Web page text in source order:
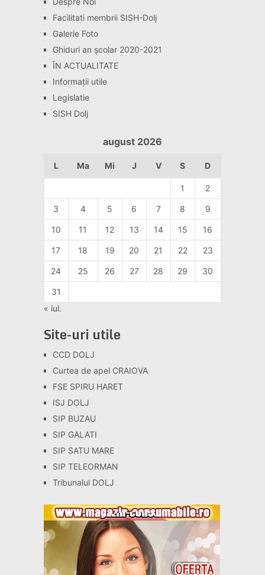
Facilitati membrii SISH-Dolj
Galerie Foto
Ghiduri an școlar 2020-2021
ÎN ACTUALITATE
Informaţii utile
Legislatie
SISH Dolj
august 2026
L Ma Mi J V S D
1 2
3 4 5 6 7 8 9
10 11 12 13 14 15 16
17 18 19 20 21 22 23
24 25 26 27 28 29 30
31
« iul.
Site-uri utile
CCD DOLJ
Curtea de apel CRAIOVA
FSE SPIRU HARET
ISJ DOLJ
SIP BUZAU
SIP GALATI
SIP SATU MARE
SIP TELEORMAN
Tribunalul DOLJ